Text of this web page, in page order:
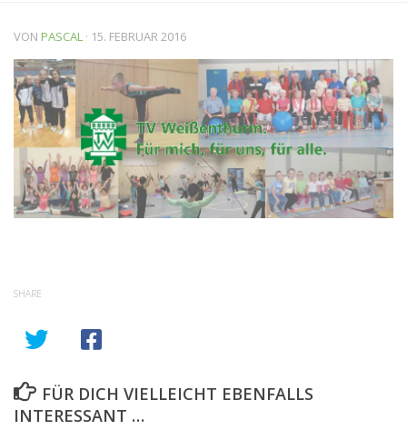
VON PASCAL · 15. FEBRUAR 2016
SHARE
FÜR DICH VIELLEICHT EBENFALLS
INTERESSANT …